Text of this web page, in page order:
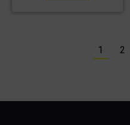
1 2